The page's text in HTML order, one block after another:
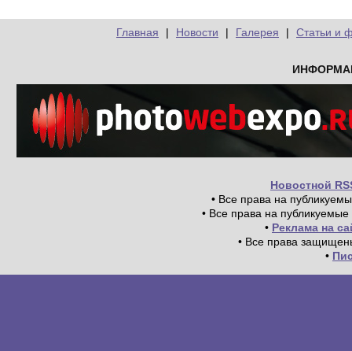
Главная | Новости | Галерея | Статьи и
Новостной
• Все права на
• Все права на
• Реклама на
• Все права
•